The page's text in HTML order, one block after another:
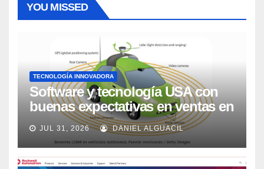
YOU MISSED
TECNOLOGÍA INNOVADORA
Software y tecnología USA con
buenas expectativas en ventas en
los próximos 2 años, según
Market Watch
JUL 31, 2026 DANIEL ALGUACIL